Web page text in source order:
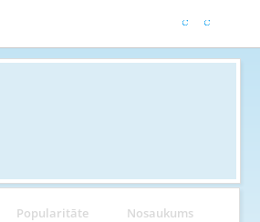
Popularitāte Nosaukums